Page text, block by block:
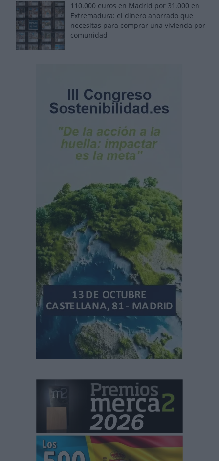
110.000 euros en Madrid por 31.000 en
Extremadura: el dinero ahorrado que
necesitas para comprar una vivienda por
comunidad